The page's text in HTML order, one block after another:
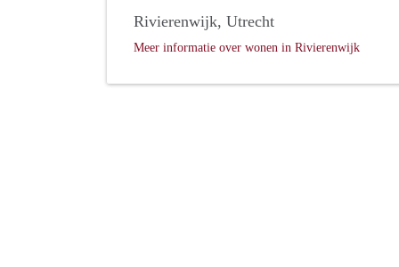
Rivierenwijk, Utrecht
Meer informatie over wonen in Rivierenwijk